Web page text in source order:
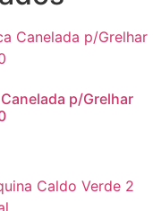
p/Grelhar